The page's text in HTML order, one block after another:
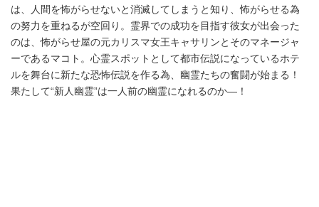
は、人間を怖がらせないと消滅してしまうと知り、怖がらせる為
の努力を重ねるが空回り。霊界での成功を目指す彼女が出会った
のは、怖がらせ屋の元カリスマ女王キャサリンとそのマネージャ
ーであるマコト。心霊スポットとして都市伝説になっているホテ
ルを舞台に新たな恐怖伝説を作る為、幽霊たちの奮闘が始まる！
果たして“新人幽霊”は一人前の幽霊になれるのか―！